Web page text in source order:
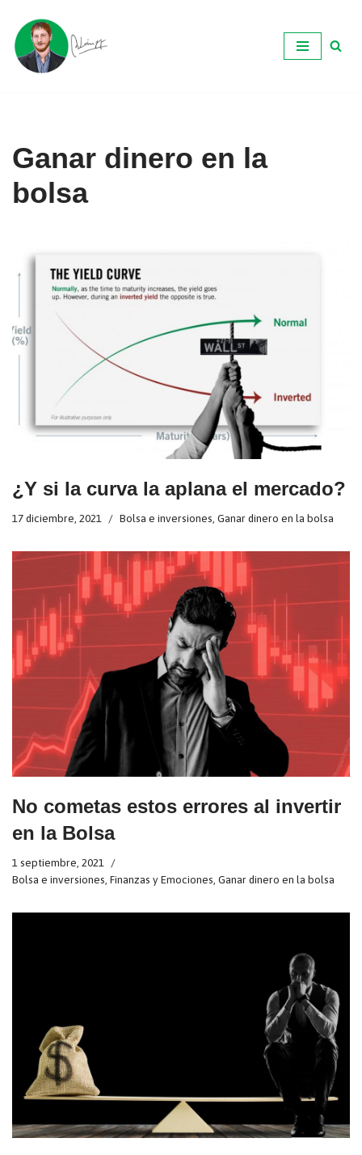
Ir
al
Ganar dinero en la
bolsa
¿Y si la curva la aplana el mercado?
17 diciembre, 2021 Bolsa e inversiones, Ganar dinero en la bolsa
No cometas estos errores al invertir
en la Bolsa
1 septiembre, 2021
Bolsa e inversiones Finanzas y Emociones Ganar dinero en la bolsa